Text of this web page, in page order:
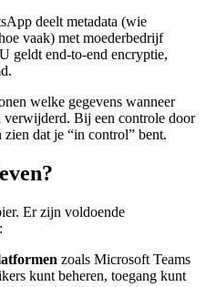
deelt metadata (wie
vaak) met moederbedrijf
geldt end-to-end encryptie,
welke gegevens wanneer
Bij een controle door
dat je “in control” bent.
Er zijn voldoende
zoals Microsoft Teams
kunt beheren, toegang kunt